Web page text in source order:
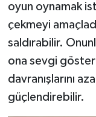
oyun oynamak
çekmeyi
saldırabilir.
ona sevgi
davranışlarını
güçlendirebilir.